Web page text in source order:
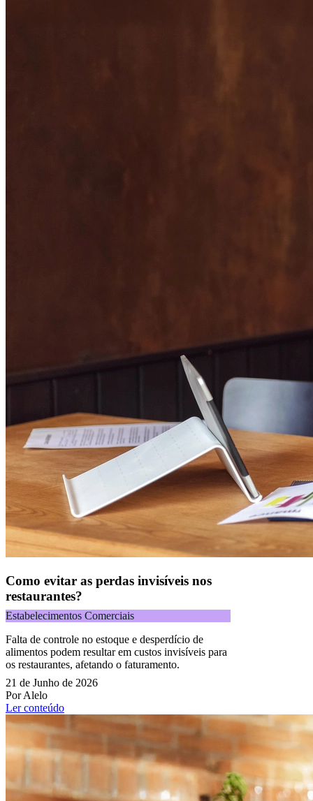
Como evitar as perdas invisíveis nos
restaurantes?
Estabelecimentos Comerciais
Falta de controle no estoque e desperdício de
alimentos podem resultar em custos invisíveis para
os restaurantes, afetando o faturamento.
21 de Junho de 2026
Por Alelo
Ler conteúdo